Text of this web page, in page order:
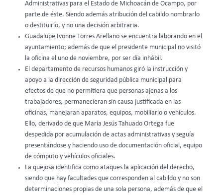
Administrativas para el Estado de Michoacán de Ocampo, por
parte de éste. Siendo además atribución del cabildo nombrarlo
o destituirlo, y no una decisión arbitraria.
Guadalupe Ivonne Torres Arellano se encuentra laborando en el
ayuntamiento; además de que el presidente municipal no visitó
la oficina el uno de noviembre, por ser día inhábil.
El departamento de recursos humanos giró la instrucción y
apoyo a la dirección de seguridad pública municipal para
efectos de que no permitiera que personas ajenas a los
trabajadores, permanecieran sin causa justificada en las
oficinas, manejaran aparatos, equipos, mobiliario o vehículos.
Ello, derivado de que María Jesús Tahuado Ortega fue
despedida por acumulación de actas administrativas y seguía
presentándose y haciendo uso de documentación oficial, equipo
de cómputo y vehículos oficiales.
La quejosa identifica como ataques la aplicación del derecho,
siendo que hay facultades que corresponden al cabildo y no son
determinaciones propias de una sola persona, además de que el